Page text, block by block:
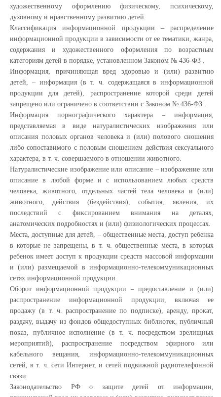
художественному оформлению физическому, психическому,
духовному и нравственному развитию детей.
Классификация информационной продукции – распределение
информационной продукции в зависимости от ее тематики, жанра,
содержания и художественного оформления по возрастным
категориям детей в порядке, установленном Законом № 436-ФЗ .
Информация, причиняющая вред здоровью и (или) развитию
детей, – информация (в т. ч. содержащаяся в информационной
продукции для детей), распространение которой среди детей
запрещено или ограничено в соответствии с Законом № 436-ФЗ .
Информация порнографического характера – информация,
представляемая в виде натуралистических изображения или
описания половых органов человека и (или) полового сношения
либо сопоставимого с половым сношением действия сексуального
характера, в т. ч. совершаемого в отношении животного.
Натуралистические изображение или описание – изображение или
описание в любой форме и с использованием любых средств
человека, животного, отдельных частей тела человека и (или)
животного, действия (бездействия), события, явления, их
последствий с фиксированием внимания на деталях,
анатомических подробностях и (или) физиологических процессах.
Места, доступные для детей, – общественные места, доступ ребенка
в которые не запрещены, в т. ч. общественные места, в которых
ребенок имеет доступ к продукции средств массовой информации
и (или) размещаемой в информационно-телекоммуникационных
сетях информационной продукции.
Оборот информационной продукции – предоставление и (или)
распространение информационной продукции, включая ее
продажу (в т. ч. распространение по подписке), аренду, прокат,
раздачу, выдачу из фондов общедоступных библиотек, публичный
показ, публичное исполнение (в т. ч. посредством зрелищных
мероприятий), распространение посредством эфирного или
кабельного вещания, информационно-телекоммуникационных
сетей, в т. ч. сети Интернет, и сетей подвижной радиотелефонной
связи.
Законодательство РФ о защите детей от информации,